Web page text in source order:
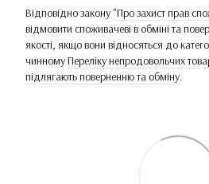
Відповідно закону "Про захист прав
відмовити споживачеві в обміні та
якості, якщо вони відносяться до
чинномуПереліку непродовольчих
підлягають поверненню та обміну.